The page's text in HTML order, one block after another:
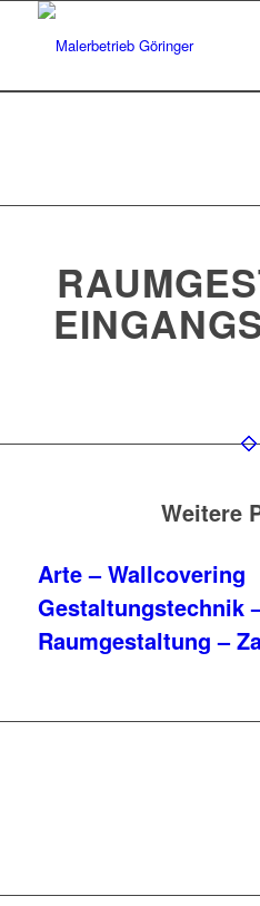
Weitere
Arte – Wallcovering
Gestaltungstechnik
Raumgestaltung –